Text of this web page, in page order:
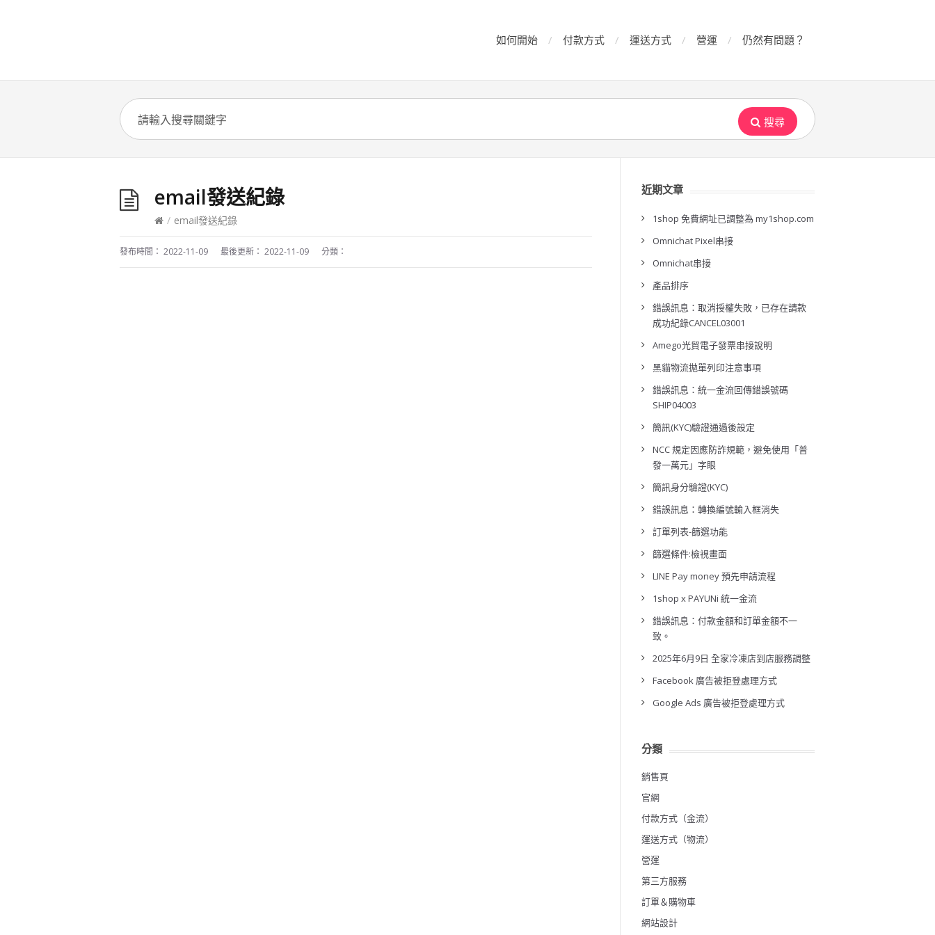
如何開始 付款方式 運送方式 營運 仍然有問題？
搜尋
email發送紀錄
/ email發送紀錄
發布時間： 2022-11-09 最後更新： 2022-11-09 分類：
近期文章
1shop 免費網址已調整為 my1shop.com
Omnichat Pixel串接
Omnichat串接
產品排序
錯誤訊息：取消授權失敗，已存在請款
成功紀錄CANCEL03001
Amego光貿電子發票串接說明
黑貓物流拋單列印注意事項
錯誤訊息：統一金流回傳錯誤號碼
SHIP04003
簡訊(KYC)驗證通過後設定
NCC 規定因應防詐規範，避免使用「普
發一萬元」字眼
簡訊身分驗證(KYC)
錯誤訊息：轉換編號輸入框消失
訂單列表-篩選功能
篩選條件:檢視畫面
LINE Pay money 預先申請流程
1shop x PAYUNi 統一金流
錯誤訊息：付款金額和訂單金額不一
致。
2025年6月9日 全家冷凍店到店服務調整
Facebook 廣告被拒登處理方式
Google Ads 廣告被拒登處理方式
分類
銷售頁
官網
付款方式（金流）
運送方式（物流）
營運
第三方服務
訂單＆購物車
網站設計